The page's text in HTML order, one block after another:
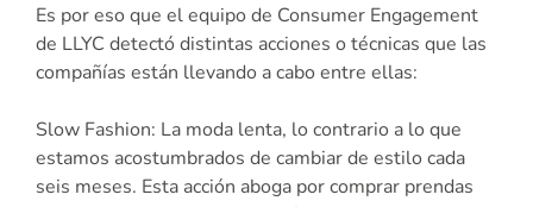
Es por eso que el equipo de Consumer Engagement
de LLYC detectó distintas acciones o técnicas que las
compañías están llevando a cabo entre ellas:
Slow Fashion: La moda lenta, lo contrario a lo que
estamos acostumbrados de cambiar de estilo cada
seis meses. Esta acción aboga por comprar prendas